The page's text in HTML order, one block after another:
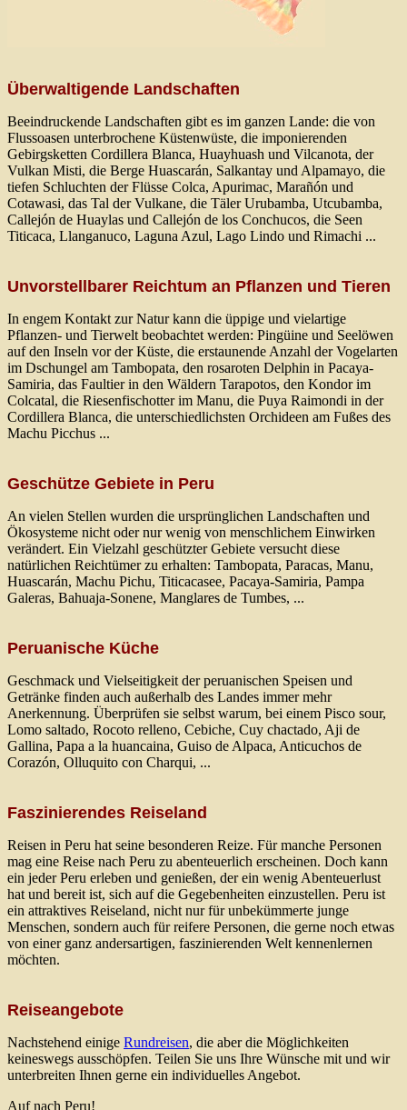
Überwaltigende Landschaften
Beeindruckende Landschaften gibt es im ganzen Lande: die von
Flussoasen unterbrochene Küstenwüste, die imponierenden
Gebirgsketten Cordillera Blanca, Huayhuash und Vilcanota, der
Vulkan Misti, die Berge Huascarán, Salkantay und Alpamayo, die
tiefen Schluchten der Flüsse Colca, Apurimac, Marañón und
Cotawasi, das Tal der Vulkane, die Täler Urubamba, Utcubamba,
Callejón de Huaylas und Callejón de los Conchucos, die Seen
Titicaca, Llanganuco, Laguna Azul, Lago Lindo und Rimachi ...
Unvorstellbarer Reichtum an Pflanzen und Tieren
In engem Kontakt zur Natur kann die üppige und vielartige
Pflanzen- und Tierwelt beobachtet werden: Pingüine und Seelöwen
auf den Inseln vor der Küste, die erstaunende Anzahl der Vogelarten
im Dschungel am Tambopata, den rosaroten Delphin in Pacaya-
Samiria, das Faultier in den Wäldern Tarapotos, den Kondor im
Colcatal, die Riesenfischotter im Manu, die Puya Raimondi in der
Cordillera Blanca, die unterschiedlichsten Orchideen am Fußes des
Machu Picchus ...
Geschütze Gebiete in Peru
An vielen Stellen wurden die ursprünglichen Landschaften und
Ökosysteme nicht oder nur wenig von menschlichem Einwirken
verändert. Ein Vielzahl geschützter Gebiete versucht diese
natürlichen Reichtümer zu erhalten: Tambopata, Paracas, Manu,
Huascarán, Machu Pichu, Titicacasee, Pacaya-Samiria, Pampa
Galeras, Bahuaja-Sonene, Manglares de Tumbes, ...
Peruanische Küche
Geschmack und Vielseitigkeit der peruanischen Speisen und
Getränke finden auch außerhalb des Landes immer mehr
Anerkennung. Überprüfen sie selbst warum, bei einem Pisco sour,
Lomo saltado, Rocoto relleno, Cebiche, Cuy chactado, Aji de
Gallina, Papa a la huancaina, Guiso de Alpaca, Anticuchos de
Corazón, Olluquito con Charqui, ...
Faszinierendes Reiseland
Reisen in Peru hat seine besonderen Reize. Für manche Personen
mag eine Reise nach Peru zu abenteuerlich erscheinen. Doch kann
ein jeder Peru erleben und genießen, der ein wenig Abenteuerlust
hat und bereit ist, sich auf die Gegebenheiten einzustellen. Peru ist
ein attraktives Reiseland, nicht nur für unbekümmerte junge
Menschen, sondern auch für reifere Personen, die gerne noch etwas
von einer ganz andersartigen, faszinierenden Welt kennenlernen
möchten.
Reiseangebote
Nachstehend einige Rundreisen, die aber die Möglichkeiten
keineswegs ausschöpfen. Teilen Sie uns Ihre Wünsche mit und wir
unterbreiten Ihnen gerne ein individuelles Angebot.
Auf nach Peru!